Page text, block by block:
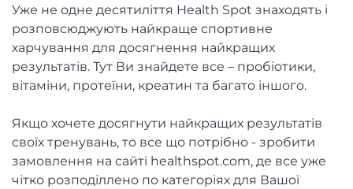
Уже не одне десятиліття Health Spot знаходять і
розповсюджують найкраще спортивне
харчування для досягнення найкращих
результатів. Тут Ви знайдете все – пробіотики,
вітаміни, протеїни, креатин та багато іншого.
Якщо хочете досягнути найкращих результатів
своїх тренувань, то все що потрібно - зробити
замовлення на сайті healthspot.com, де все уже
чітко розподіллено по категоріях для Вашої